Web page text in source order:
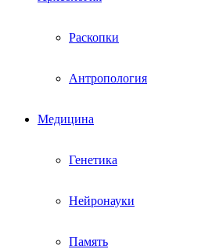
Раскопки
Антропология
Медицина
Генетика
Нейронауки
Память